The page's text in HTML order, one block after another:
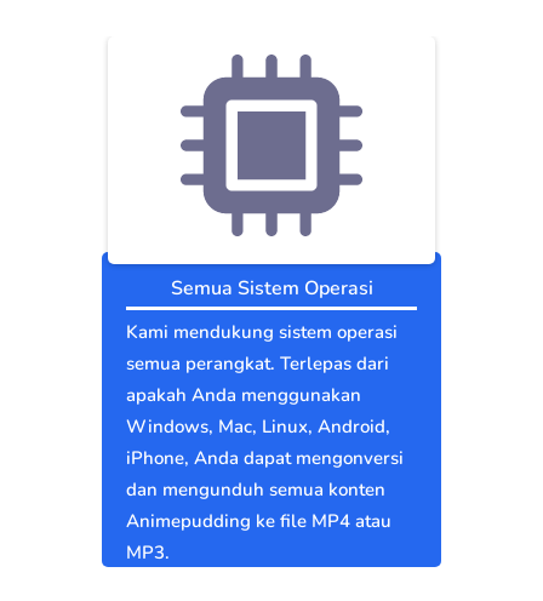
Semua Sistem Operasi
Kami mendukung sistem operasi
semua perangkat. Terlepas dari
apakah Anda menggunakan
Windows, Mac, Linux, Android,
iPhone, Anda dapat mengonversi
dan mengunduh semua konten
Animepudding ke file MP4 atau
MP3.